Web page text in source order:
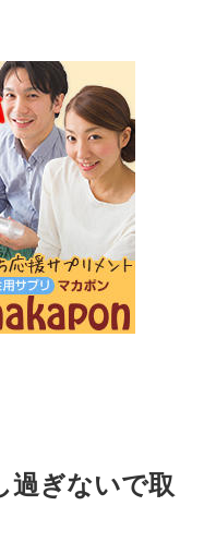
過ぎないで取